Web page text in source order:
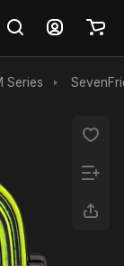
Series